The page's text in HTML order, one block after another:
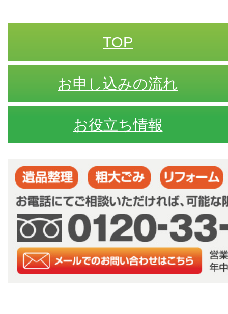
TOP
お申し込みの流れ
お役立ち情報